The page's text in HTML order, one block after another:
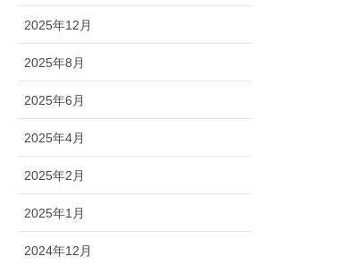
2025年12月
2025年8月
2025年6月
2025年4月
2025年2月
2025年1月
2024年12月